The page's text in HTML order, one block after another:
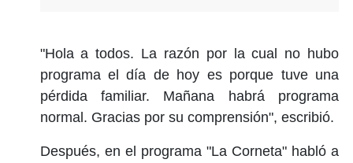
"Hola a todos. La razón por la cual no hubo
programa el día de hoy es porque tuve una
pérdida familiar. Mañana habrá programa
normal. Gracias por su comprensión", escribió.
Después, en el programa "La Corneta" habló a